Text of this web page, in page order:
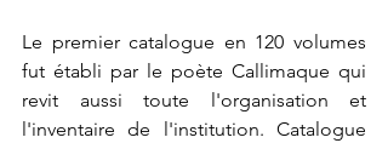
Le premier catalogue en 120 volumes
fut établi par le poète Callimaque qui
revit aussi toute l'organisation et
l'inventaire de l'institution. Catalogue